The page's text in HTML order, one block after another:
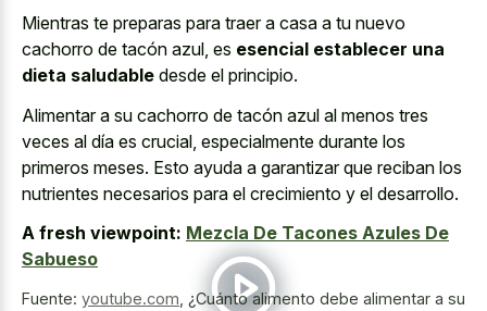
Mientras te preparas para traer a casa a tu nuevo
cachorro de tacón azul, es esencial establecer una
dieta saludable desde el principio.
Alimentar a su cachorro de tacón azul al menos tres
veces al día es crucial, especialmente durante los
primeros meses. Esto ayuda a garantizar que reciban los
nutrientes necesarios para el crecimiento y el desarrollo.
A fresh viewpoint: Mezcla De Tacones Azules De
Sabueso
Fuente: youtube.com ¿Cuánto alimento debe alimentar a su